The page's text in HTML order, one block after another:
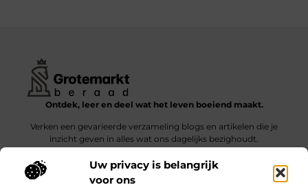
Uw privacy is belangrijk
voor ons
Ontdek, leer en deel wat het leven boeiend maakt.
Verken een gevarieerde verzameling blogs en artikelen die je
inzicht geven in alles wat ons dagelijks bezighoudt.
Bericht categorie